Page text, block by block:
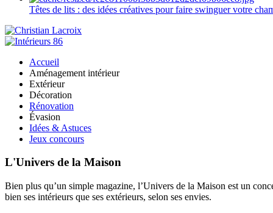
Têtes de lits : des idées créatives pour faire swinguer votre
Accueil
Aménagement intérieur
Extérieur
Décoration
Rénovation
Évasion
Idées & Astuces
Jeux concours
L'Univers de la Maison
Bien plus qu’un simple magazine, l’Univers de la Maison est un
bien ses intérieurs que ses extérieurs, selon ses envies.